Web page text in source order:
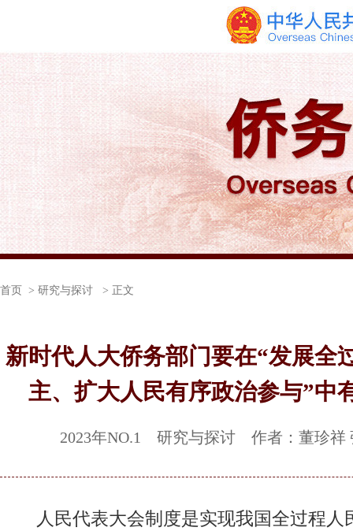
首页 > 研究与探讨 > 正文
新时代人大侨务部门要在“发展全
主、扩大人民有序政治参与”中
2023年NO.1 研究与探讨 作者：董珍祥
人民代表大会制度是实现我国全过程人